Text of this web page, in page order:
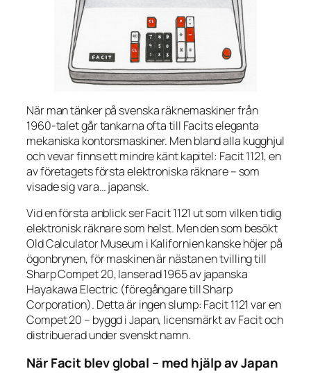
När man tänker på svenska räknemaskiner från
1960-talet går tankarna ofta till Facits eleganta
mekaniska kontorsmaskiner. Men bland alla kugghjul
och vevar finns ett mindre känt kapitel: Facit 1121, en
av företagets första elektroniska räknare – som
visade sig vara… japansk.
Vid en första anblick ser Facit 1121 ut som vilken tidig
elektronisk räknare som helst. Men den som besökt
Old Calculator Museum i Kalifornien kanske höjer på
ögonbrynen, för maskinen är nästan en tvilling till
Sharp Compet 20, lanserad 1965 av japanska
Hayakawa Electric (föregångare till Sharp
Corporation). Detta är ingen slump: Facit 1121varen
Compet 20 – byggd i Japan, licensmärkt av Facit och
distribuerad under svenskt namn.
När Facit blev global – med hjälp av Japan